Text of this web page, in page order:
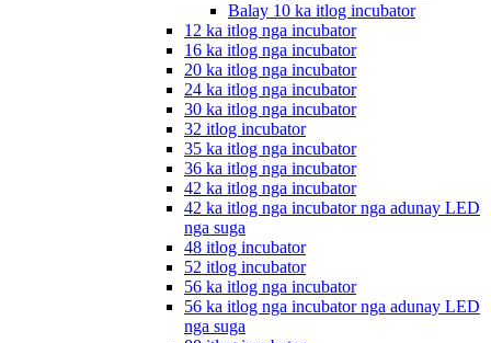
Balay 10 ka itlog incubator
12 ka itlog nga incubator
16 ka itlog nga incubator
20 ka itlog nga incubator
24 ka itlog nga incubator
30 ka itlog nga incubator
32 itlog incubator
35 ka itlog nga incubator
36 ka itlog nga incubator
42 ka itlog nga incubator
42 ka itlog nga incubator nga adunay LED
nga suga
48 itlog incubator
52 itlog incubator
56 ka itlog nga incubator
56 ka itlog nga incubator nga adunay LED
nga suga